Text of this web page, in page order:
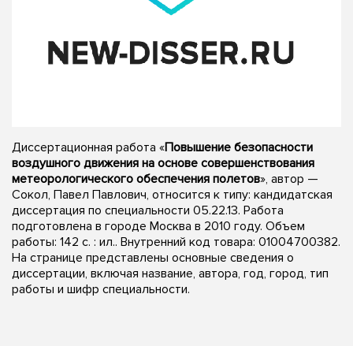
Диссертационная работа «Повышение безопасности
воздушного движения на основе совершенствования
метеорологического обеспечения полетов», автор —
Сокол, Павел Павлович, относится к типу: кандидатская
диссертация по специальности 05.22.13. Работа
подготовлена в городе Москва в 2010 году. Объем
работы: 142 с. : ил.. Внутренний код товара: 01004700382.
На странице представлены основные сведения о
диссертации, включая название, автора, год, город, тип
работы и шифр специальности.